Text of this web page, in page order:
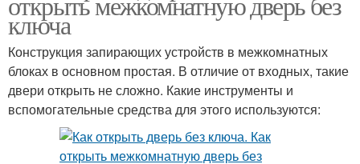
ключа
Конструкция запирающих устройств в межкомнатных
блоках в основном простая. В отличие от входных, такие
двери открыть не сложно. Какие инструменты и
вспомогательные средства для этого используются: